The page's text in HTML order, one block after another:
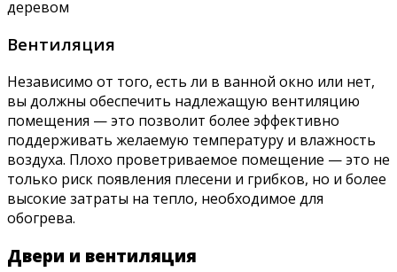
Вентиляция
Независимо от того, есть ли в ванной окно или нет,
вы должны обеспечить надлежащую вентиляцию
помещения — это позволит более эффективно
поддерживать желаемую температуру и влажность
воздуха. Плохо проветриваемое помещение — это не
только риск появления плесени и грибков, но и более
высокие затраты на тепло, необходимое для
обогрева.
Двери и вентиляция